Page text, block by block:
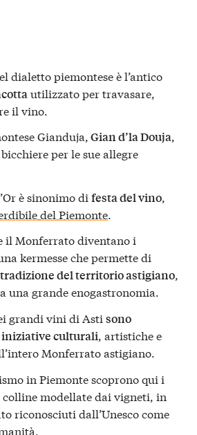
dialetto piemontese è l’antico
utilizzato per travasare,
il vino.
Gianduja,Gian d’la Douja,
per le sue allegre
è sinonimo di festa del vino,
del Piemonte.
il Monferrato diventano i
kermesse che permette di
del territorio astigiano,
una grande enogastronomia.
grandi vini di Asti sono
iniziative culturali, artistiche e
Monferrato astigiano.
in Piemonte scoprono qui i
colline modellate dai vigneti, in
riconosciuti dall’Unesco come